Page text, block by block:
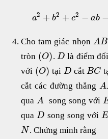
a2 + b2 + c2 − ab −
Cho tam giác nhọn AB
tròn (O). D là điểm
với (O) tại Dcắt BC
cắt các đường thẳng A
qua A song song với
qua D song song với E
N . Chứng minh rằng